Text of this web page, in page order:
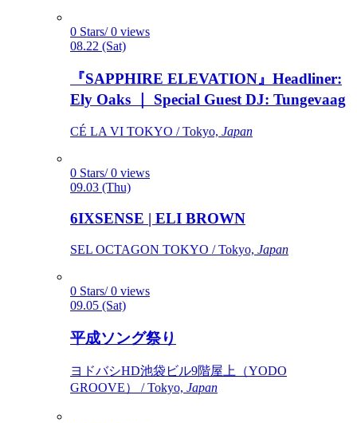
0 Stars/ 0 views
08.22 (Sat)
『SAPPHIRE ELEVATION』Headliner:
Ely Oaks ｜ Special Guest DJ: Tungevaag
CÉ LA VI TOKYO / Tokyo, Japan
0 Stars/ 0 views
09.03 (Thu)
6IXSENSE | ELI BROWN
SEL OCTAGON TOKYO / Tokyo, Japan
0 Stars/ 0 views
09.05 (Sat)
平成ソング祭り
ヨドバシHD池袋ビル9階屋上（YODO
GROOVE） / Tokyo, Japan